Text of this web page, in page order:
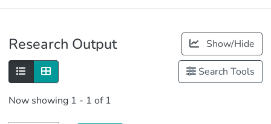
Research Output Show/Hide
Search Tools
Now showing 1 - 1 of 1